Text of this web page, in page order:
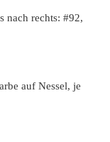
nach rechts: #92,
auf Nessel, je